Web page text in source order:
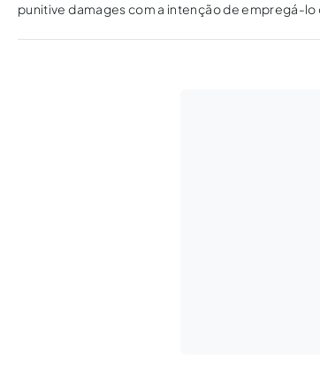
punitive damages com a intenção de empregá-
no Brasil, apresentando a...